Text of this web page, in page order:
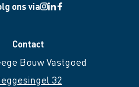
ons via
Contact
Bouw Vastgoed
32